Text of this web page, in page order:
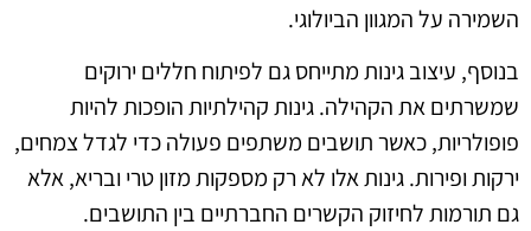
השמירה על המגוון הביולוגי.
בנוסף, עיצוב גינות מתייחס גם לפיתוח חללים ירוקים
שמשרתים את הקהילה. גינות קהילתיות הופכות להיות
פופולריות, כאשר תושבים משתפים פעולה כדי לגדל צמחים,
ירקות ופירות. גינות אלו לא רק מספקות מזון טרי ובריא, אלא
גם תורמות לחיזוק הקשרים החברתיים בין התושבים.